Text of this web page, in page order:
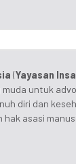
(Yayasan
untuk
diri dan
hak asasi